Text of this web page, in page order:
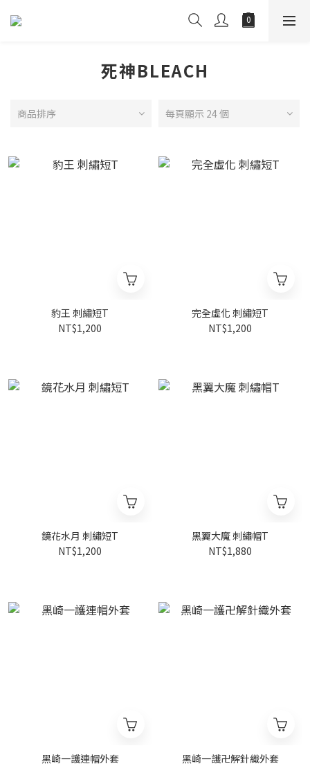
死神BLEACH
商品排序 每頁顯示 24 個
豹王 刺繡短T
NT$1,200
完全虛化 刺繡短T
NT$1,200
鏡花水月 刺繡短T
NT$1,200
黑翼大魔 刺繡帽T
NT$1,880
黑崎一護連帽外套
黑崎一護卍解針織外套